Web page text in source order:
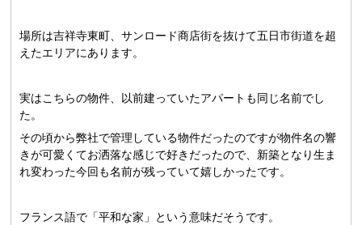
場所は吉祥寺東町、サンロード商店街を抜けて五日市街道を超
えたエリアにあります。
実はこちらの物件、以前建っていたアパートも同じ名前でし
た。
その頃から弊社で管理している物件だったのですが物件名の響
きが可愛くてお洒落な感じで好きだったので、新築となり生ま
れ変わった今回も名前が残っていて嬉しかったです。
フランス語で「平和な家」という意味だそうです。